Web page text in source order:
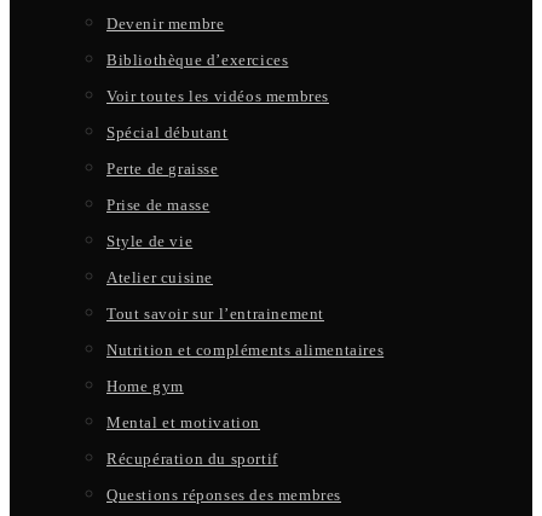
Devenir membre
Bibliothèque d’exercices
Voir toutes les vidéos membres
Spécial débutant
Perte de graisse
Prise de masse
Style de vie
Atelier cuisine
Tout savoir sur l’entrainement
Nutrition et compléments alimentaires
Home gym
Mental et motivation
Récupération du sportif
Questions réponses des membres